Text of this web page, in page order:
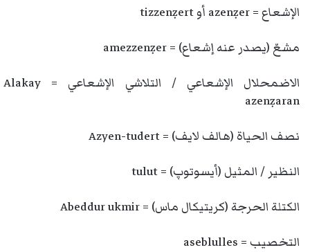
الإشعاع = azenẓer أو tizzenẓert
مشعّ (يصدر عنه إشعاع) = amezzenẓer
الاضمحلال الإشعاعي / التلاشي الإشعاعي = Alakay
azenẓaran
نصف الحياة (هالف لايف) = Azyen-tudert
النظير / المثيل (أيسوتوپ) = tulut
الكتلة الحرجة (كريتيكال ماس) = Abeddur ukmir
التخصيب = aseblulles